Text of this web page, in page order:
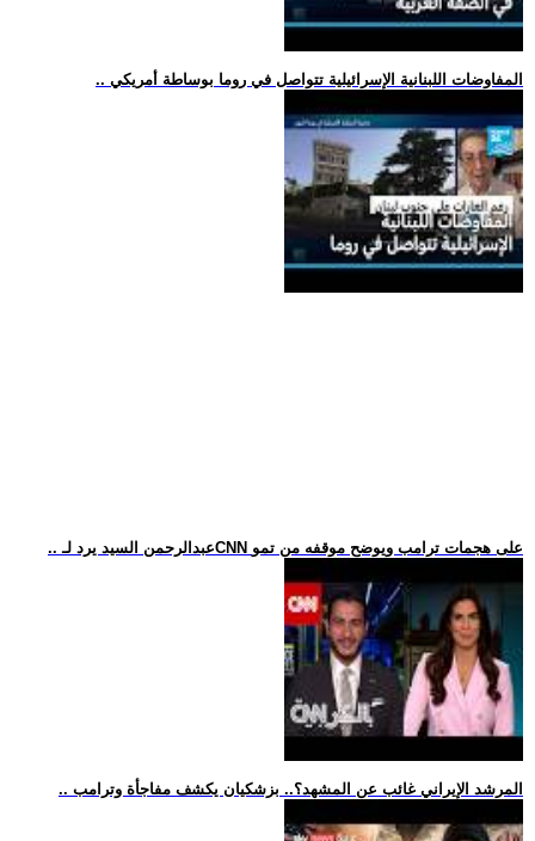
.. المفاوضات اللبنانية الإسرائيلية تتواصل في روما بوساطة أمريكي
.. عبدالرحمن السيد يرد لـCNN على هجمات ترامب ويوضح موقفه من تمو
.. المرشد الإيراني غائب عن المشهد؟.. بزشكيان يكشف مفاجأة وترامب